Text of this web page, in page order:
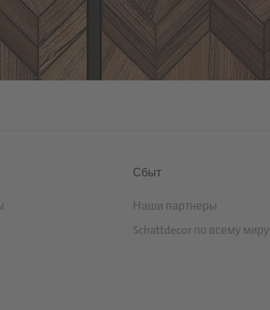
Сбыт
Наши партнеры
Schattdecor по всему миру